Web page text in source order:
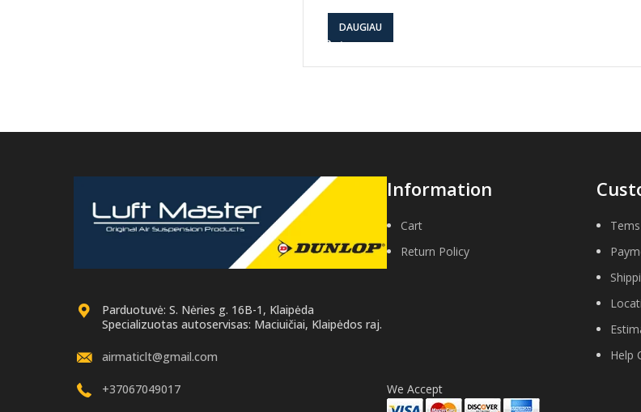
DAUGIAU
Parduotuvė: S. Nėries g. 16B-1, Klaipėda
Specializuotas autoservisas: Maciuičiai, Klaipėdos raj.
airmaticlt@gmail.com
+37067049017
Information
Cart
Return Policy
Help
We Accept